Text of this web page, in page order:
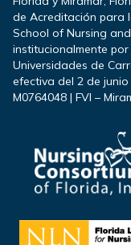
de Acreditación para
School of Nursing
institucionalmente
Universidades de
efectiva del 2 de junio
M0764048 | FVI –